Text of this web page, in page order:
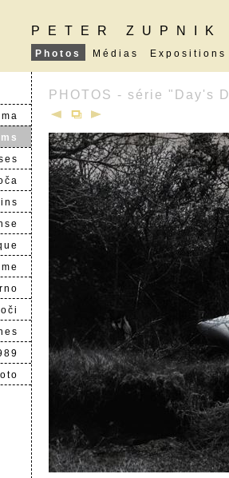
PETER ZUPNIK
Photos Médias Expositions
PHOTOS - série "Day's